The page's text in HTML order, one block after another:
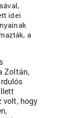
idei
a
Zoltán,
volt, hogy